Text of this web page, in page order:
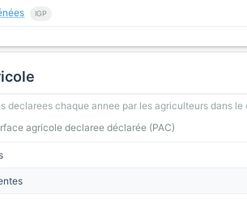
IGP
declarees chaque annee par les agriculteurs dans
agricole declaree déclarée (PAC)